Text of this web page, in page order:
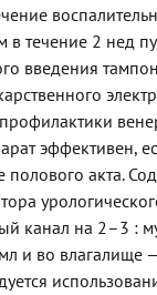
в течение 2 нед
введения
эффективен,
полового акта.
канал на 2–3 :
и во влагалище